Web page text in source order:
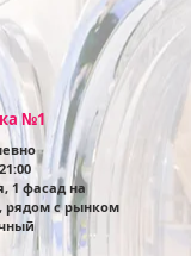
№1
1 фасад на
рядом с рынком